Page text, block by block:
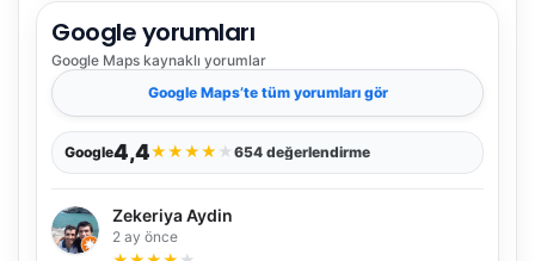
Google yorumları
Google Maps kaynaklı yorumlar
Google Maps’te tüm yorumları gör
Google4,4★★★★ ★ 654 değerlendirme
Zekeriya Aydin
2 ay önce